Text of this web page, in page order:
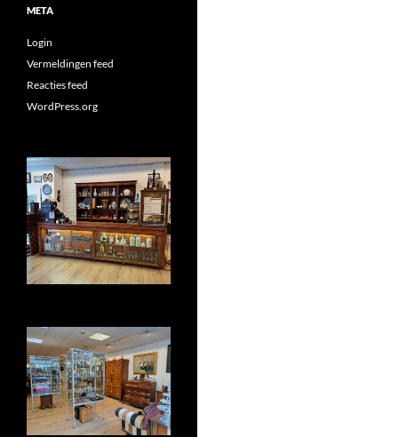
META
Login
Vermeldingen feed
Reacties feed
WordPress.org